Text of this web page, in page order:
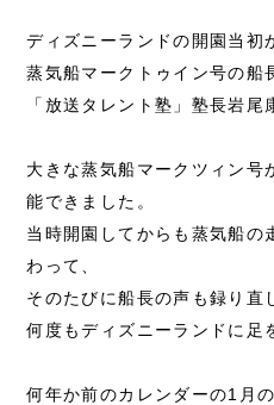
ディズニーランドの開園当初
蒸気船マークトゥイン号の船
「放送タレント塾」塾長岩尾
大きな蒸気船マークツィン号
能できました。
当時開園してからも蒸気船の
わって、
そのたびに船長の声も録り直
何度もディズニーランドに足
何年か前のカレンダーの1月